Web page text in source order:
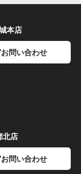
本店
お問い合わせ
北店
お問い合わせ